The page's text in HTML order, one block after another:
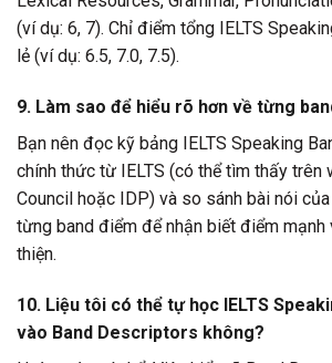
(ví dụ: 6, 7). Chỉ điểm tổng IELTS
lẻ (ví dụ: 6.5, 7.0, 7.5).
9. Làm sao để hiểu rõ hơn về từng
Bạn nên đọc kỹ bảng IELTS Speaking
chính thức từ IELTS (có thể tìm thấy
Council hoặc IDP) và so sánh bài nói
từng band điểm để nhận biết điểm mạnh
thiện.
10. Liệu tôi có thể tự học IELTS
vào Band Descriptors không?